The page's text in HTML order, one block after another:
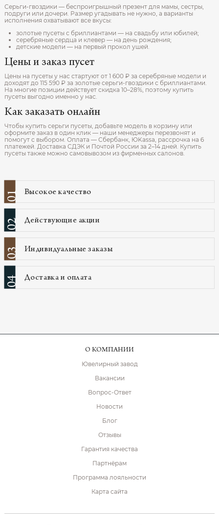
Серьги-гвоздики — беспроигрышный презент для мамы, сестры,
подруги или дочери. Размер угадывать не нужно, а варианты
исполнения охватывают все вкусы:
золотые пусеты с бриллиантами — на свадьбу или юбилей;
серебряные сердца и клевер — на день рождения;
детские модели — на первый прокол ушей.
Цены и заказ пусет
Цены на пусеты у нас стартуют от 1 600 ₽ за серебряные модели и
доходят до 115 590 ₽ за золотые серьги-гвоздики с бриллиантами.
На многие позиции действует скидка 10–28%, поэтому купить
пусеты выгодно именно у нас.
Как заказать онлайн
Чтобы купить серьги пусеты, добавьте модель в корзину или
оформите заказ в один клик — наши менеджеры перезвонят и
помогут с выбором. Оплата — Сбербанк, ЮKassa, рассрочка на 6
платежей. Доставка СДЭК и Почтой России за 2–14 дней. Купить
пусеты также можно самовывозом из фирменных салонов.
01 Высокое качество
02 Действующие акции
03 Индивидуальные заказы
04 Доставка и оплата
О КОМПАНИИ
Ювелирный завод
Вакансии
Вопрос-Ответ
Новости
Блог
Отзывы
Гарантия качества
Партнёрам
Программа лояльности
Карта сайта